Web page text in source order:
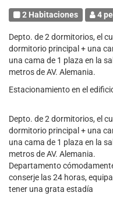
2 Habitaciones 4
Depto. de 2 dormitorios, el
dormitorio principal + una
una cama de 1 plaza en la
metros de AV. Alemania.
Estacionamiento en el
Depto. de 2 dormitorios, el
dormitorio principal + una
una cama de 1 plaza en la
metros de AV. Alemania.
Departamento
conserje las 24 horas,
tener una grata estadía